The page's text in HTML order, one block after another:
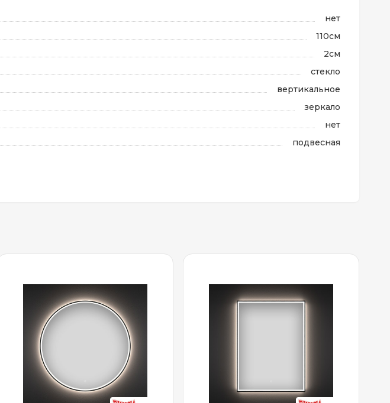
нет
110см
2см
стекло
вертикальное
зеркало
нет
подвесная